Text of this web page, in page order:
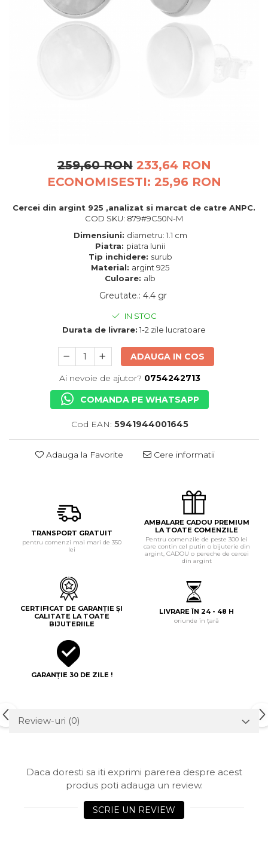
PIERCING
BRATARA TIP ROZARIU
259,60 RON 233,64 RON
ECONOMISESTI: 25,96 RON
Cercei din argint 925 ,analizat si marcat de catre ANPC.
COD SKU: 879#9C50N-M
Dimensiuni: diametru: 1.1 cm
Piatra: piatra lunii
Tip inchidere: surub
Material: argint 925
Culoare: alb
Greutate.: 4.4 gr
IN STOC
Durata de livrare: 1-2 zile lucratoare
ADAUGA IN COS
Ai nevoie de ajutor? 0754242713
COMANDA PE WHATSAPP
Cod EAN: 5941944001645
Adauga la Favorite Cere informatii
TRANSPORT GRATUIT
pentru comenzi mai mari de 350
lei
AMBALARE CADOU PREMIUM
LA TOATE COMENZILE
Pentru comenzile de peste 300 lei
care contin cel putin o bijuterie din
argint, CADOU o pereche de cercei
din argint
CERTIFICAT DE GARANȚIE ȘI
CALITATE LA TOATE
BIJUTERIILE
LIVRARE ÎN 24 - 48 H
oriunde în țară
GARANȚIE 30 DE ZILE !
Review-uri (0)
Daca doresti sa iti exprimi parerea despre acest
produs poti adauga un review.
SCRIE UN REVIEW